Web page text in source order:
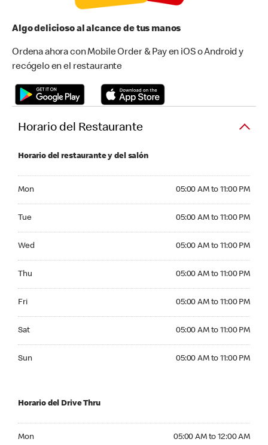
Algo delicioso al alcance de tus manos
Ordena ahora con Mobile Order & Pay en iOS o Android y
recógelo en el restaurante
Horario del Restaurante
Horario del restaurante y del salón
Mon 05:00 AM to 11:00 PM
Tue 05:00 AM to 11:00 PM
Wed 05:00 AM to 11:00 PM
Thu 05:00 AM to 11:00 PM
Fri 05:00 AM to 11:00 PM
Sat 05:00 AM to 11:00 PM
Sun 05:00 AM to 11:00 PM
Horario del Drive Thru
Mon 05:00 AM to 12:00 AM